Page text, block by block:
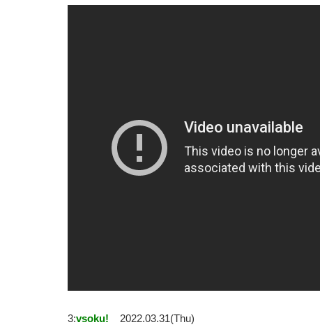
3:vsoku!
2022.03.31(Thu)